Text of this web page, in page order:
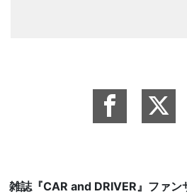
雑誌『CAR and DRIVER』ファン